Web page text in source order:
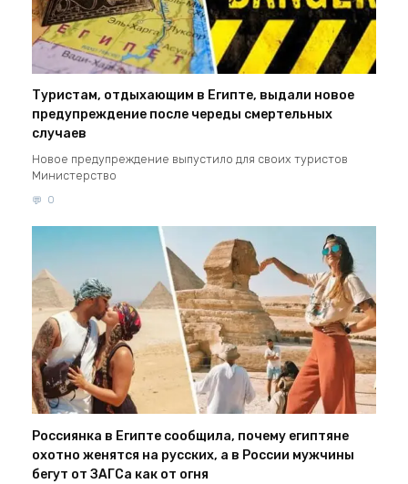
Туристам, отдыхающим в Египте, выдали новое
предупреждение после череды смертельных
случаев
Новое предупреждение выпустило для своих туристов
Министерство
0
Россиянка в Египте сообщила, почему египтяне
охотно женятся на русских, а в России мужчины
бегут от ЗАГСа как от огня